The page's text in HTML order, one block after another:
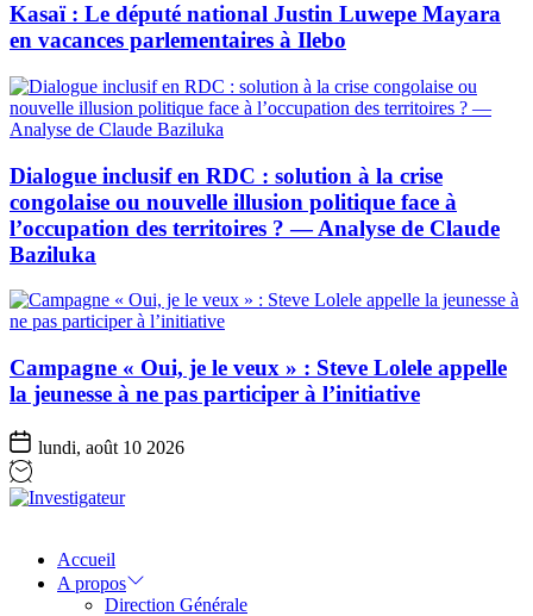
Kasaï : Le député national Justin Luwepe Mayara
en vacances parlementaires à Ilebo
Dialogue inclusif en RDC : solution à la crise
congolaise ou nouvelle illusion politique face à
l’occupation des territoires ? — Analyse de Claude
Baziluka
Campagne « Oui, je le veux » : Steve Lolele appelle
la jeunesse à ne pas participer à l’initiative
lundi, août 10 2026
Accueil
A propos
Direction Générale